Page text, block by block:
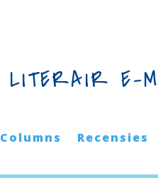
LITERAIR E-
Columns Recensies